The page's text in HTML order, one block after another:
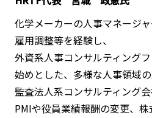
化学メーカーの人事マネージ
雇用調整等を経験し、
外資系人事コンサルティング
始めとした、多様な人事領域の
監査法人系コンサルティング
PMIや役員業績報酬の変更、